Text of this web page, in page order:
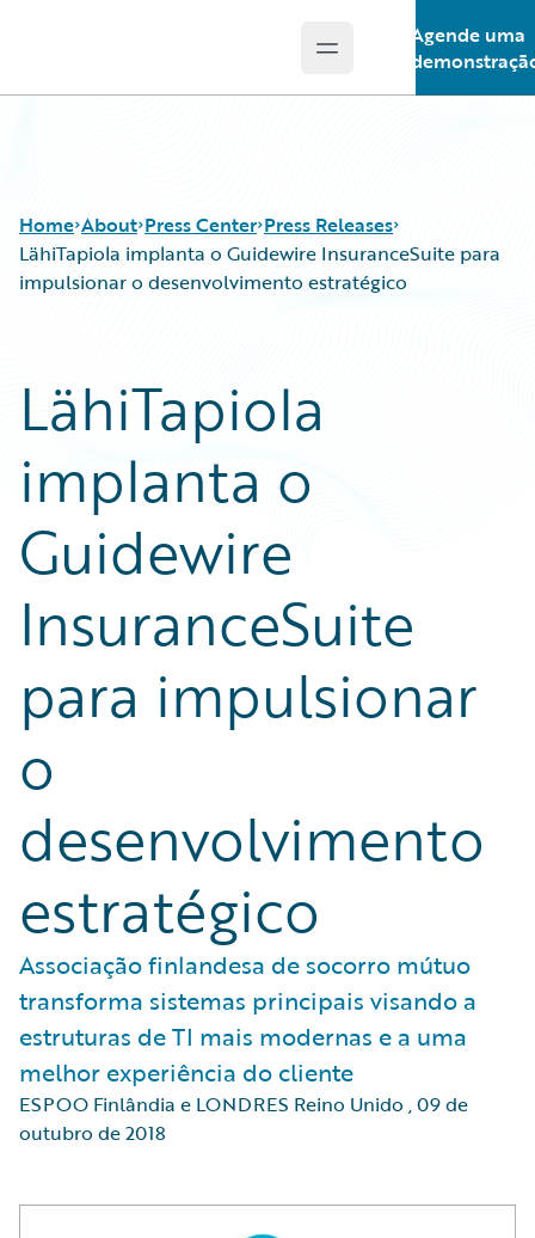
Open main menu
Agende uma
Home About Press Center Press Releases
LähiTapiola implanta o Guidewire InsuranceSuite para
impulsionar o desenvolvimento estratégico
LähiTapiola
implanta o
Guidewire
InsuranceSuite
para impulsionar
o
desenvolvimento
estratégico
Associação finlandesa de socorro mútuo
transforma sistemas principais visando a
estruturas de TI mais modernas e a uma
melhor experiência do cliente
ESPOO Finlândia e LONDRES Reino Unido ,09 de
outubro de 2018